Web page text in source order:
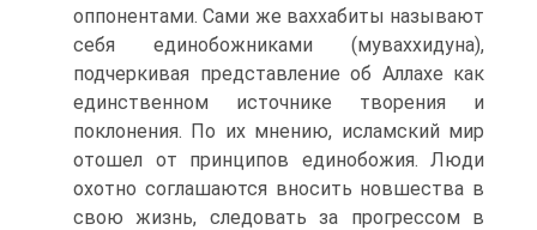
оппонентами. Сами же ваххабиты называют
себя единобожниками (муваххидуна),
подчеркивая представление об Аллахе как
единственном источнике творения и
поклонения. По их мнению, исламский мир
отошел от принципов единобожия. Люди
охотно соглашаются вносить новшества в
свою жизнь, следовать за прогрессом в